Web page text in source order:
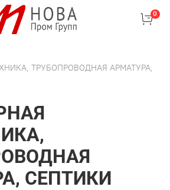
0
ТРУБОПРОВОДНАЯ АРМАТУРА,
СЕПТИКИ